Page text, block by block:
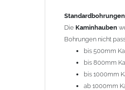
Kaminkopfabdeckung
Kaminhaubewird
Kaminabdeckung".
Es stehen insgesamt
Standardhauben
Die Kaminhauben
Bohrungen nicht
bis 500mm
bis 800mm
bis 1000mm
ab 1000mm